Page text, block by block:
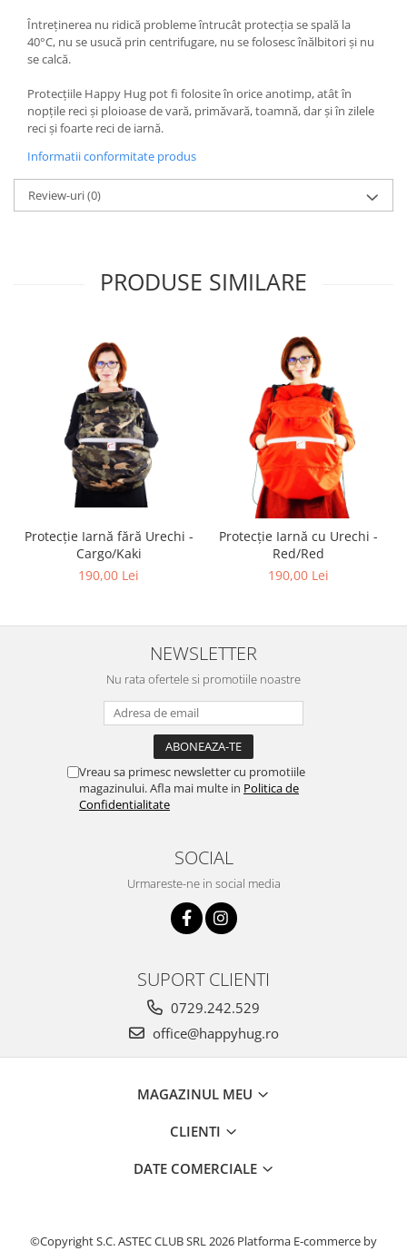
Întreținerea nu ridică probleme întrucât protecția se spală la
40°C, nu se usucă prin centrifugare, nu se folosesc înălbitori și nu
se calcă.
Protecţiile Happy Hug pot fi folosite în orice anotimp, atât în
nopțile reci și ploioase de vară, primăvară, toamnă, dar și în zilele
reci și foarte reci de iarnă.
Informatii conformitate produs
Review-uri(0)
PRODUSE SIMILARE
Protecție Iarnă fără Urechi -
Cargo/Kaki
190,00 Lei
Protecție Iarnă cu Urechi -
Red/Red
190,00 Lei
NEWSLETTER
Nu rata ofertele si promotiile noastre
Vreau sa primesc newsletter cu promotiile
magazinului. Afla mai multe in Politica de
Confidentialitate
SOCIAL
Urmareste-ne in social media
SUPORT CLIENTI
0729.242.529
office@happyhug.ro
MAGAZINUL MEU
CLIENTI
DATE COMERCIALE
©Copyright S.C. ASTEC CLUB SRL 2026 Platforma E-commerce by